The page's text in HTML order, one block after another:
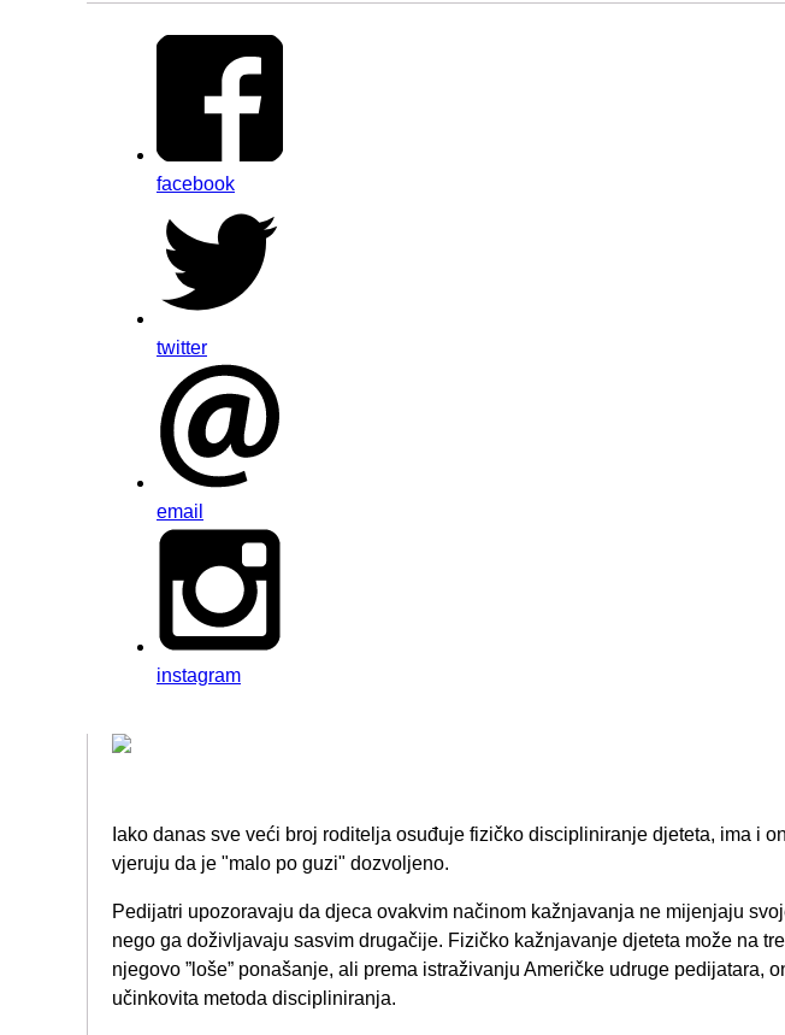
facebook
twitter
email
instagram
Iako danas sve veći broj roditelja osuđuje fizičko discipliniranje djeteta, ima i
vjeruju da je "malo po guzi" dozvoljeno.
Pedijatri upozoravaju da djeca ovakvim načinom kažnjavanja ne mijenjaju
nego ga doživljavaju sasvim drugačije. Fizičko kažnjavanje djeteta može na
njegovo ”loše” ponašanje, ali prema istraživanju Američke udruge pedijatara,
učinkovita metoda discipliniranja.